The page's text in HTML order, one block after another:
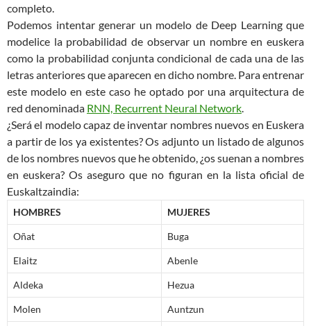
completo.
Podemos intentar generar un modelo de Deep Learning que
modelice la probabilidad de observar un nombre en euskera
como la probabilidad conjunta condicional de cada una de las
letras anteriores que aparecen en dicho nombre. Para entrenar
este modelo en este caso he optado por una arquitectura de
red denominada RNN, Recurrent Neural Network.
¿Será el modelo capaz de inventar nombres nuevos en Euskera
a partir de los ya existentes? Os adjunto un listado de algunos
de los nombres nuevos que he obtenido, ¿os suenan a nombres
en euskera? Os aseguro que no figuran en la lista oficial de
Euskaltzaindia:
HOMBRES MUJERES
Oñat Buga
Elaitz Abenle
Aldeka Hezua
Molen Auntzun